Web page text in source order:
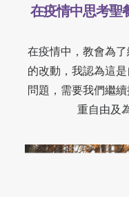
在疫情中思考聖
在疫情中，教會為
的改動，我認為這
問題，需要我們繼
重自由及